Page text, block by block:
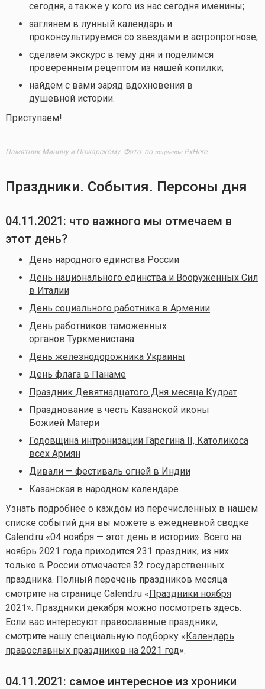
сегодня, а также у кого из нас сегодня именины;
заглянем в лунный календарь и
проконсультируемся со звездами в астропрогнозе;
сделаем экскурс в тему дня и поделимся
проверенным рецептом из нашей копилки;
найдем с вами заряд вдохновения в
душевной истории.
Приступаем!
Памятник Минину и Пожарскому. Фото: по лицензииPxHere
Праздники. События. Персоны дня
04.11.2021: что важного мы отмечаем в
этот день?
День народного единства России
День национального единства и Вооруженных Сил
в Италии
День социального работника в Армении
День работников таможенных
органов Туркменистана
День железнодорожника Украины
День флага в Панаме
Праздник Девятнадцатого Дня месяца Кудрат
Празднование в честь Казанской иконы
Божией Матери
Годовщина интронизации Гарегина II, Католикоса
всех Армян
Дивали — фестиваль огней в Индии
Казанскаяв народном календаре
Узнать подробнее о каждом из перечисленных в нашем
списке событий дня вы можете в ежедневной сводке
Calend.ru «04 ноября — этот день в истории». Всего на
ноябрь 2021 года приходится 231 праздник,из них
только в России отмечается 32 государственных
праздника. Полный перечень праздников месяца
смотрите на странице Calend.ru «Праздники ноября
2021». Праздники декабря можно посмотреть здесь.
Если вас интересуют православные праздники,
смотрите нашу специальную подборку «Календарь
православных праздников на 2021 год».
04.11.2021: самое интересное из хроники